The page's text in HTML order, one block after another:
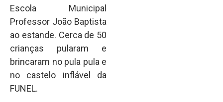
Escola Municipal
Professor João Baptista
ao estande. Cerca de 50
crianças pularam e
brincaram no pula pula e
no castelo inflável da
FUNEL.